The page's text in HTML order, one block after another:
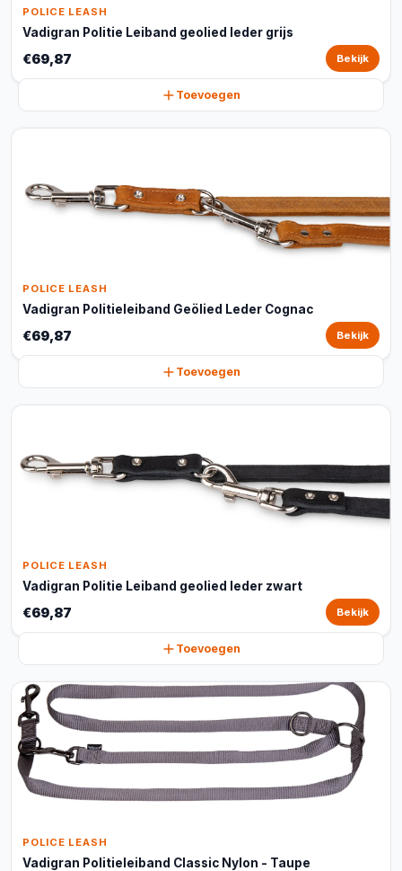
POLICE LEASH
Vadigran Politie Leiband geolied leder grijs
€69,87 Bekijk
Toevoegen
POLICE LEASH
Vadigran Politieleiband Geölied Leder Cognac
€69,87 Bekijk
Toevoegen
POLICE LEASH
Vadigran Politie Leiband geolied leder zwart
€69,87 Bekijk
Toevoegen
POLICE LEASH
Vadigran Politieleiband Classic Nylon - Taupe